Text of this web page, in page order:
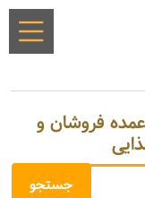
فروشان و